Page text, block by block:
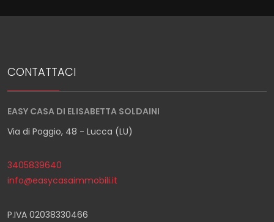
CONTATTACI
EASY CASA DI ELISABETTA SOLDAINI
Via di Poggio, 48 - Lucca (LU)
3405839640
info@easycasaimmobili.it
P.IVA 02038330466